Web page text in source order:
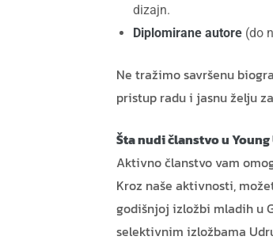
dizajn.
Diplomirane autore(do
Ne tražimo savršenu
pristup radu i jasnu želju
Šta nudi članstvo u Young
Aktivno članstvo vam
Kroz naše aktivnosti,
godišnjoj izložbi mladih u
selektivnim izložbama